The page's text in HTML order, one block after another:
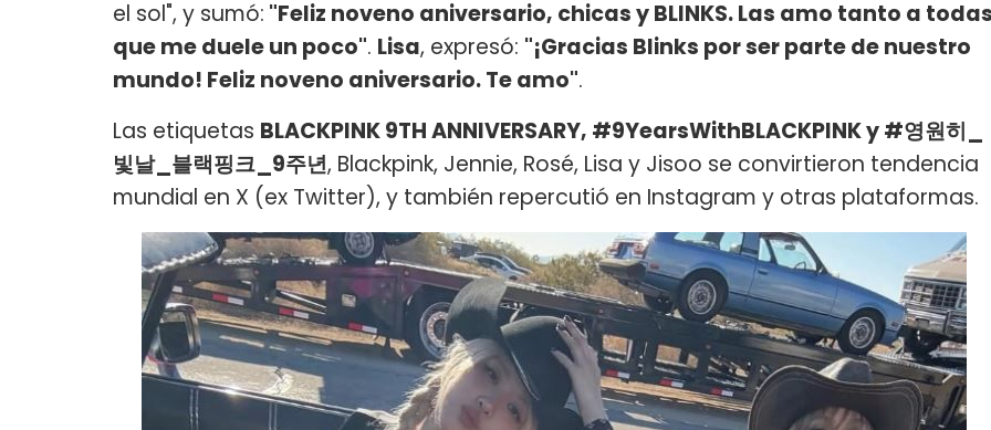
el sol", y sumó: "Feliz noveno aniversario, chicas y BLINKS. Las amo tanto a
que me duele un poco". Lisa, expresó: "¡Gracias Blinks por ser parte de nuestro
mundo! Feliz noveno aniversario. Te amo".
Las etiquetas BLACKPINK 9TH ANNIVERSARY, #9YearsWithBLACKPINK y #영원히_
빛날_블랙핑크_9주년, Blackpink, Jennie, Rosé, Lisa y Jisoo se convirtieron tendencia
mundial en X (ex Twitter), y también repercutió en Instagram y otras plataformas.